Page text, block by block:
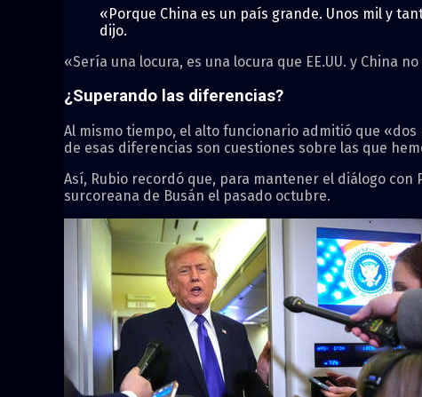
«Porque China es un país grande. Unos mil y
dijo.
«Sería una locura, es una locura que EE.UU. y China
¿Superando las diferencias?
Al mismo tiempo, el alto funcionario admitió que
de esas diferencias son cuestiones sobre las que
Así, Rubio recordó que, para mantener el diálogo con
surcoreana de Busán el pasado octubre.